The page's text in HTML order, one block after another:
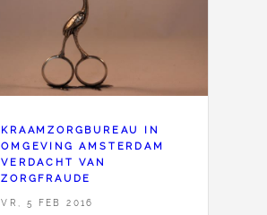
KRAAMZORGBUREAU IN
OMGEVING AMSTERDAM
VERDACHT VAN
ZORGFRAUDE
VR, 5 FEB 2016